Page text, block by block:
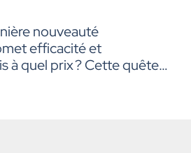
nouveauté
efficacité et
à quel prix ? Cette quête